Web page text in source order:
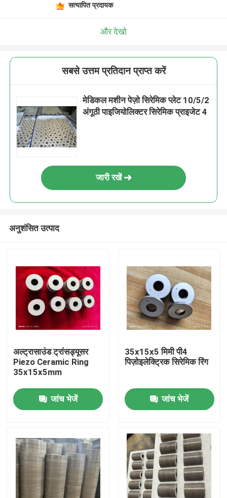
उत्पादों
हमारे बारे में
सत्यापित प्रदायक
और देखो
सबसे उत्तम प्रतिदान प्राप्त करें
मेडिकल मशीन पेज़ो सिरेमिक प्लेट 10/5/2
अंगूठी पाइजियोलिक्टर सिरेमिक प्राइजेट 4
जारी रखें
अनुशंसित उत्पाद
अल्ट्रासाउंड ट्रांसड्यूसर
Piezo Ceramic Ring
35x15x5mm
जांच भेजें
35x15x5 मिमी पी4
पिज़ोइलेक्ट्रिक सिरेमिक रिंग
जांच भेजें